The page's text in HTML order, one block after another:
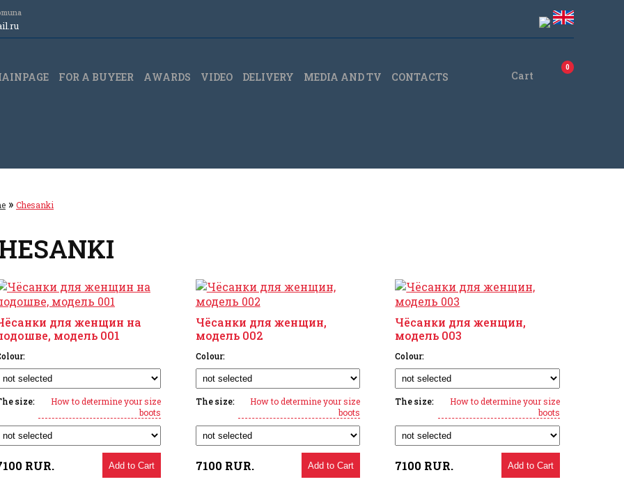
FOR A BUYEER АWARDS VIDEO DELIVERY MEDIA AND TV CONTACTS Cart
0
» Chesanki
для женщин на
модель 001
size:
How to determine your size
boots
RUR. Add to Cart
Чёсанки для женщин,
модель 002
Colour:
The size:
How to determine your size
boots
7100 RUR. Add to Cart
Чёсанки для женщин,
модель 003
Colour:
The size:
How to determine your size
boots
7100 RUR. Add to Cart